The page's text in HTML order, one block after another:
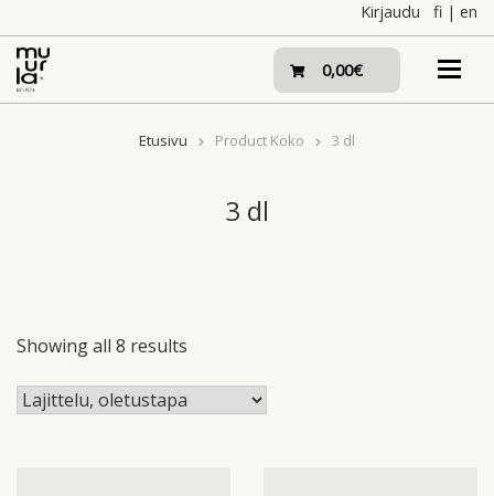
to
content
Kirjaudu fi | en
0,00€
Etusivu Product Koko 3 dl
3 dl
Showing all 8 results